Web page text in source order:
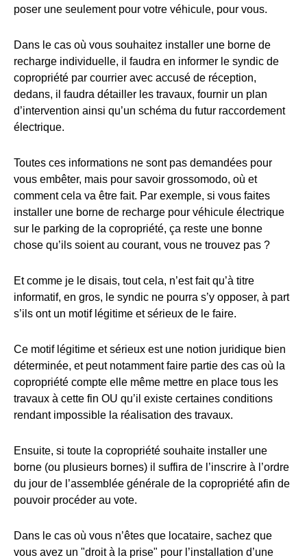
poser une seulement pour votre véhicule, pour vous.
Dans le cas où vous souhaitez installer une borne de
recharge individuelle, il faudra en informer le syndic de
copropriété par courrier avec accusé de réception,
dedans, il faudra détailler les travaux, fournir un plan
d’intervention ainsi qu’un schéma du futur raccordement
électrique.
Toutes ces informations ne sont pas demandées pour
vous embêter, mais pour savoir grossomodo, où et
comment cela va être fait. Par exemple, si vous faites
installer une borne de recharge pour véhicule électrique
sur le parking de la copropriété, ça reste une bonne
chose qu’ils soient au courant, vous ne trouvez pas ?
Et comme je le disais, tout cela, n’est fait qu’à titre
informatif, en gros, le syndic ne pourra s’y opposer, à part
s’ils ont un motif légitime et sérieux de le faire.
Ce motif légitime et sérieux est une notion juridique bien
déterminée, et peut notamment faire partie des cas où la
copropriété compte elle même mettre en place tous les
travaux à cette fin OU qu’il existe certaines conditions
rendant impossible la réalisation des travaux.
Ensuite, si toute la copropriété souhaite installer une
borne (ou plusieurs bornes) il suffira de l’inscrire à l’ordre
du jour de l’assemblée générale de la copropriété afin de
pouvoir procéder au vote.
Dans le cas où vous n’êtes que locataire, sachez que
vous avez un "droit à la prise" pour l’installation d’une